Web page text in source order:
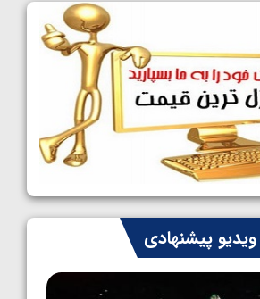
جهان؛ رقبای نمایندگان
جهان؛ سکوی تیمی
راه چهار مدال در پنج وزن دوم
جهان
ویدیو پیشنهادی